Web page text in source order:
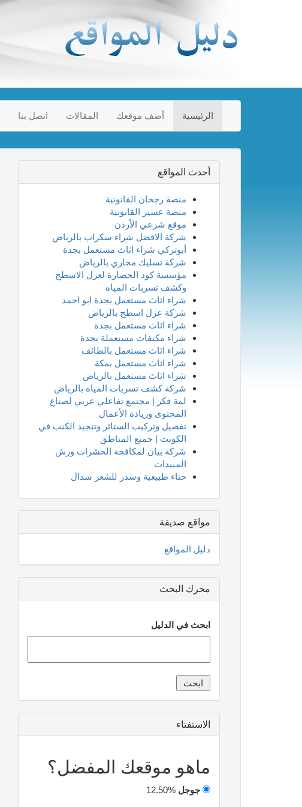
الرئيسية أضف موقعك المقالات اتصل بنا
أحدث المواقع
منصة رجحان القانونية
منصة عسير القانونية
موقع شرعي الأردن
شركة الافضل شراء سكراب بالرياض
أبوتركي شراء اثاث مستعمل بجدة
شركة تسليك مجاري بالرياض
مؤسسة كود الحضارة لعزل الاسطح
وكشف تسربات المياه
شراء اثاث مستعمل بجدة ابو احمد
شركة عزل اسطح بالرياض
شراء اثاث مستعمل بجدة
شراء مكيفات مستعملة بجدة
شراء اثاث مستعمل بالطائف
شراء اثاث مستعمل بمكة
شراء اثاث مستعمل بالرياض
شركة كشف تسربات المياه بالرياض
لمة فكر | مجتمع تفاعلي عربي لصناع
المحتوى وريادة الأعمال
تفصيل وتركيب الستائر وتنجيد الكنب في
الكويت | جميع المناطق
شركة بيان لمكافحة الحشرات ورش
المبيدات
حناء طبيعية وسدر للشعر سدال
مواقع صديقة
دليل المواقع
محرك البحث
ابحث في الدليل
الاستفتاء
ماهو موقعك المفضل؟
جوجل 12.50%